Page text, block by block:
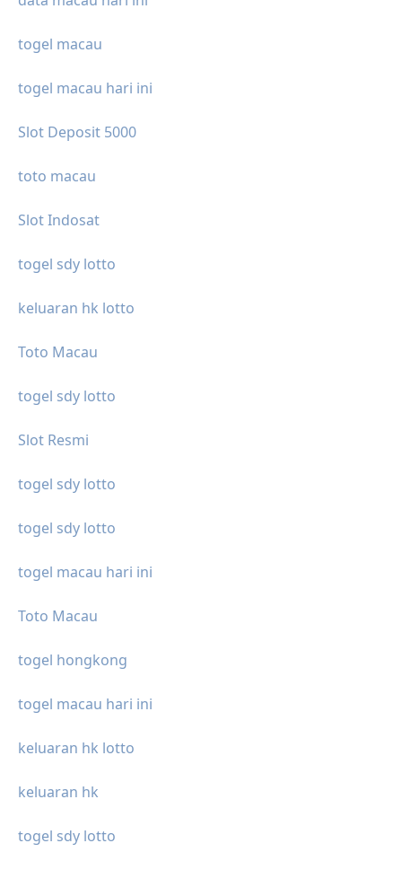
togel macau
togel macau hari ini
Slot Deposit 5000
toto macau
Slot Indosat
togel sdy lotto
keluaran hk lotto
Toto Macau
togel sdy lotto
Slot Resmi
togel sdy lotto
togel sdy lotto
togel macau hari ini
Toto Macau
togel hongkong
togel macau hari ini
keluaran hk lotto
keluaran hk
togel sdy lotto